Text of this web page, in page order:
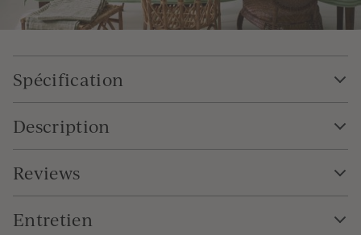
Spécification
Description
Reviews
Entretien